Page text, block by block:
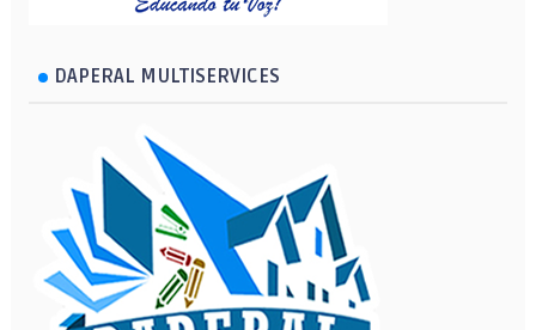
DAPERAL MULTISERVICES